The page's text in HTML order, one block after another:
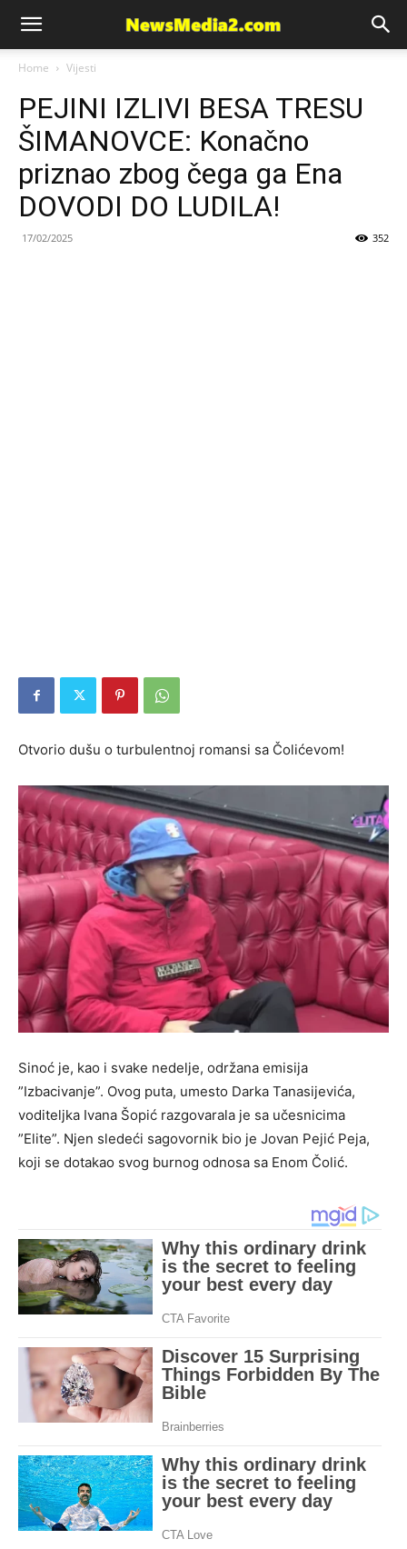
News
Media
Home Vijesti
PEJINI IZLIVI BESA TRESU
ŠIMANOVCE: Konačno
priznao zbog čega ga Ena
DOVODI DO LUDILA!
17/02/2025 352
Otvorio dušu o turbulentnoj romansi sa Čolićevom!
Sinoć je, kao i svake nedelje, održana emisija
”Izbacivanje”. Ovog puta, umesto Darka Tanasijevića,
voditeljka Ivana Šopić razgovarala je sa učesnicima
”Elite”. Njen sledeći sagovornik bio je Jovan Pejić Peja,
koji se dotakao svog burnog odnosa sa Enom Čolić.